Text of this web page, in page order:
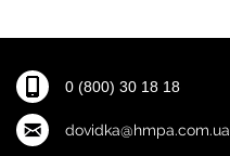
0 (800) 30 18 18
dovidka@hmpa.com.ua